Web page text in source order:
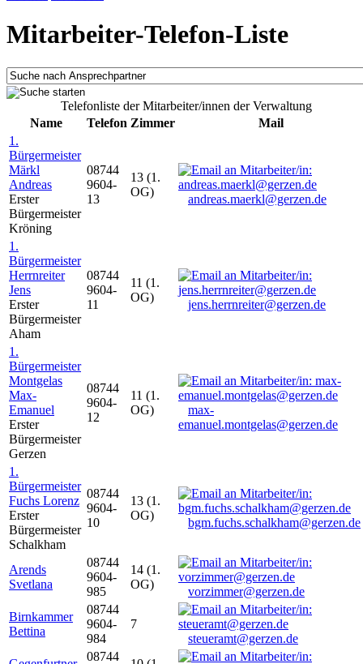
Mitarbeiter-Telefon-Liste
Telefonliste der Mitarbeiter/innen der Verwaltung
Name
Telefon Zimmer
Mail
1.
Bürgermeister
Märkl
Andreas
Erster
Bürgermeister
Kröning
08744
9604-
13
13 (1.
OG)
andreas.maerkl@gerzen.de
1.
Bürgermeister
Herrnreiter
Jens
Erster
Bürgermeister
Aham
08744
9604-
11
11 (1.
OG)
jens.herrnreiter@gerzen.de
1.
Bürgermeister
Montgelas
Max-
Emanuel
Erster
Bürgermeister
Gerzen
08744
9604-
12
11 (1.
OG)
max-
emanuel.montgelas@gerzen.de
1.
Bürgermeister
Fuchs Lorenz
Erster
Bürgermeister
Schalkham
08744
9604-
10
13 (1.
OG)
bgm.fuchs.schalkham@gerzen.de
Arends
Svetlana
08744
9604-
985
14 (1.
OG)
vorzimmer@gerzen.de
Birnkammer
Bettina
08744
9604-
984
7
steueramt@gerzen.de
08744